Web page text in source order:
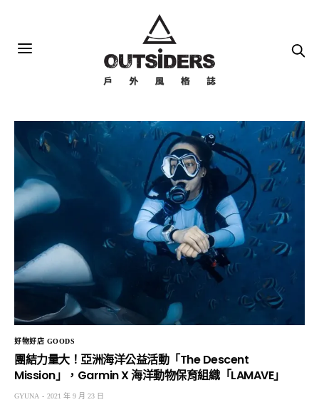
好物好店 GOODS
團結力量大！亞洲海洋公益活動「The Descent
Mission」，Garmin X 海洋動物保育組織「LAMAVE」
GYUNA 2021 年 9 月 23 日